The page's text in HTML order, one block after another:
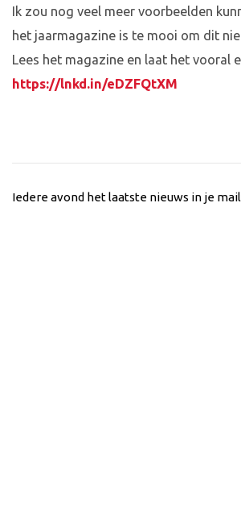
Ik zou nog veel meer voorbeelden
het jaarmagazine is te mooi om dit
Lees het magazine en laat het vooral
https://lnkd.in/eDZFQtXM
Iedere avond het laatste nieuws in je